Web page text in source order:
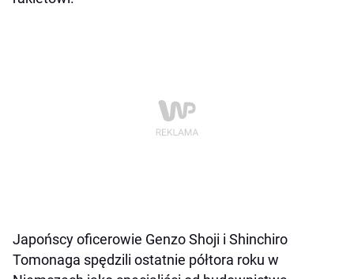
Japońscy oficerowie Genzo Shoji i Shinchiro
Tomonaga spędzili ostatnie półtora roku w